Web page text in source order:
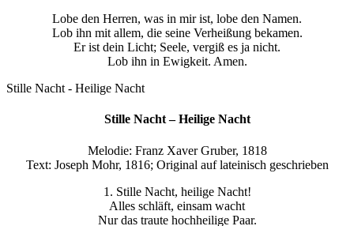
Lobe den Herren, was in mir ist, lobe den Namen.
Lob ihn mit allem, die seine Verheißung bekamen.
Er ist dein Licht; Seele, vergiß es ja nicht.
Lob ihn in Ewigkeit. Amen.
Stille Nacht - Heilige Nacht
Stille Nacht – Heilige Nacht
Melodie: Franz Xaver Gruber, 1818
Text: Joseph Mohr, 1816; Original auf lateinisch geschrieben
1. Stille Nacht, heilige Nacht!
Alles schläft, einsam wacht
Nur das traute hochheilige Paar.